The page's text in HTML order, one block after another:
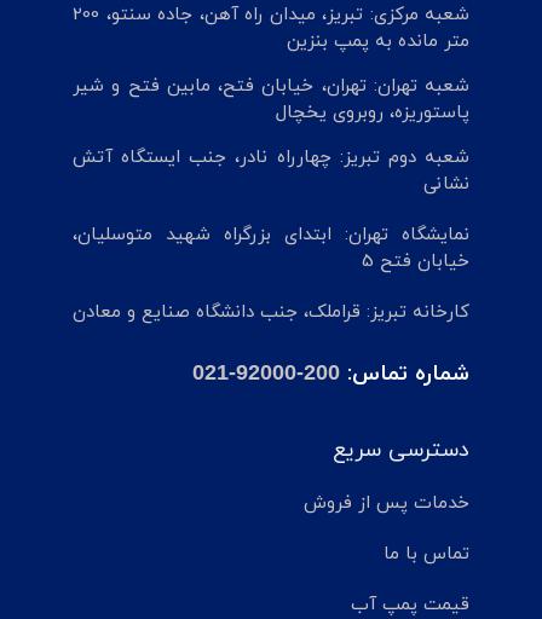
شعبه مرکزی: تبریز، میدان راه آهن، جاده سنتو، 200
متر مانده به پمپ بنزین
شعبه تهران: تهران، خیابان فتح، مابین فتح و شیر
پاستوریزه، روبروی یخچال
شعبه دوم تبریز: چهارراه نادر، جنب ایستگاه آتش
نشانی
نمایشگاه تهران: ابتدای بزرگراه شهید متوسلیان،
خیابان فتح 5
کارخانه تبریز: قراملک، جنب دانشگاه صنایع و معادن
شماره تماس: 021-92000-200
دسترسی سریع
خدمات پس از فروش
تماس با ما
قیمت پمپ آب